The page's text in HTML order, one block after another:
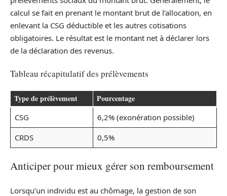
calcul se fait en prenant le montant brut de l’allocation, en
enlevant la CSG déductible et les autres cotisations
obligatoires. Le résultat est le montant net à déclarer lors
de la déclaration des revenus.
Tableau récapitulatif des prélèvements
Type de prélèvement Pourcentage
CSG
6,2% (exonération possible)
CRDS
0,5%
Anticiper pour mieux gérer son remboursement
Lorsqu’un individu est au chômage, la gestion de son